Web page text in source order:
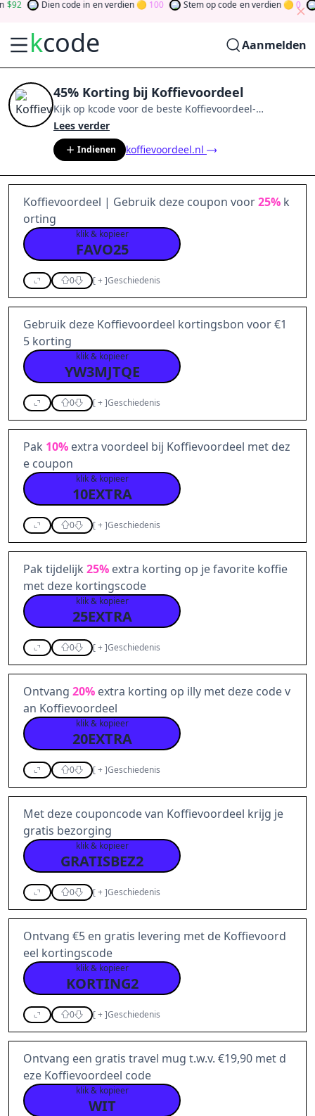
Dien code in en verdien 100 Stem op code en verdien 0
kcode Aanmelden
45% Korting bij Koffievoordeel
Kijk op kcode voor de beste Koffievoordeel-
aanbiedingen van
community en verdien tokens door bij te dragen via
stemmen, testen, delen en meer. Drehen Sie den
Glücksklee und gewinnen Sie Geld
Lees verder
Indienen koffievoordeel.nl
Koffievoordeel | Gebruik deze coupon voor25% k
orting
klik & kopieer
FAVO25
0 [+]Geschiedenis
Gebruik deze Koffievoordeel kortingsbon voor €1
5 korting
klik & kopieer
YW3MJTQE
0 [+]Geschiedenis
Pak 10% extra voordeel bij Koffievoordeel met dez
e coupon
klik & kopieer
10EXTRA
0 [+]Geschiedenis
Pak tijdelijk 25% extra korting op je favorite koffie
met deze kortingscode
klik & kopieer
25EXTRA
0 [+]Geschiedenis
Ontvang 20% extra korting op illy met deze code v
an Koffievoordeel
klik & kopieer
20EXTRA
0 [+]Geschiedenis
Met deze couponcode van Koffievoordeel krijg je
gratis bezorging
klik & kopieer
GRATISBEZ2
0 [+]Geschiedenis
Ontvang €5 en gratis levering met de Koffievoord
eel kortingscode
klik & kopieer
KORTING2
0 [+]Geschiedenis
Ontvang een gratis travel mug t.w.v. €19,90 met d
eze Koffievoordeel code
klik & kopieer
WIT